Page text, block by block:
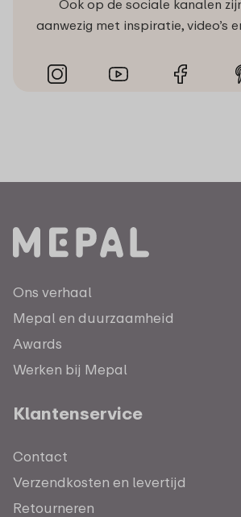
Ook op de sociale kanalen
aanwezig met inspiratie, video’s
Ons verhaal
Mepal en duurzaamheid
Awards
Werken bij Mepal
Klantenservice
Contact
Verzendkosten en levertijd
Retourneren